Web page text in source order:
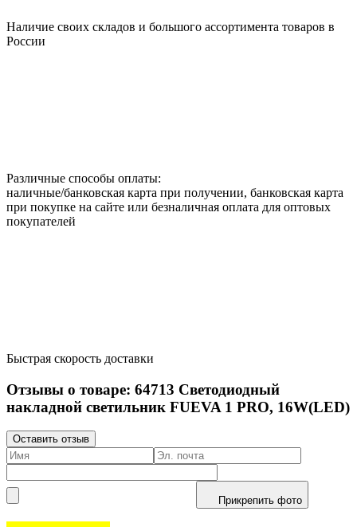
Наличие своих складов и большого ассортимента товаров в
России
Различные способы оплаты:
наличные/банковская карта при получении, банковская карта
при покупке на сайте или безналичная оплата для оптовых
покупателей
Быстрая скорость доставки
Отзывы о товаре: 64713 Светодиодный
накладной светильник FUEVA 1 PRO, 16W(LED)
Оставить отзыв
Прикрепить фото